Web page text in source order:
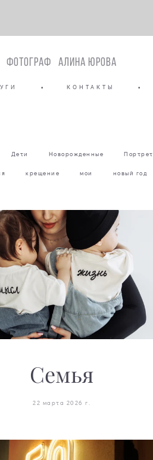
Фотограф Алина Юрова
• КОНТАКТЫ •
Дети Новорожденные Портрет
крещение мои новый год
Семья
22 марта 2026 г.